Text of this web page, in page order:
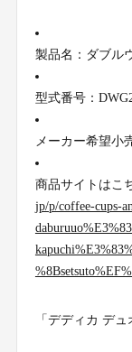
製品名：ダブル
型式番号：
メーカー希望小
商品サイトはこ
jp/p/coffee-cups-
「デディカ デ